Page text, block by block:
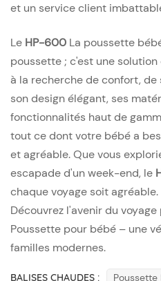
et un service client
Le HP-600 La poussette
poussette ; c'est une
à la recherche de confort,
son design élégant, ses
fonctionnalités haut de
tout ce dont votre bébé a
et agréable. Que vous
escapade d'un week-end, le
chaque voyage soit agréable.
Découvrez l'avenir du
Poussette pour bébé – une
familles modernes.
BALISES CHAUDES :
Poussette